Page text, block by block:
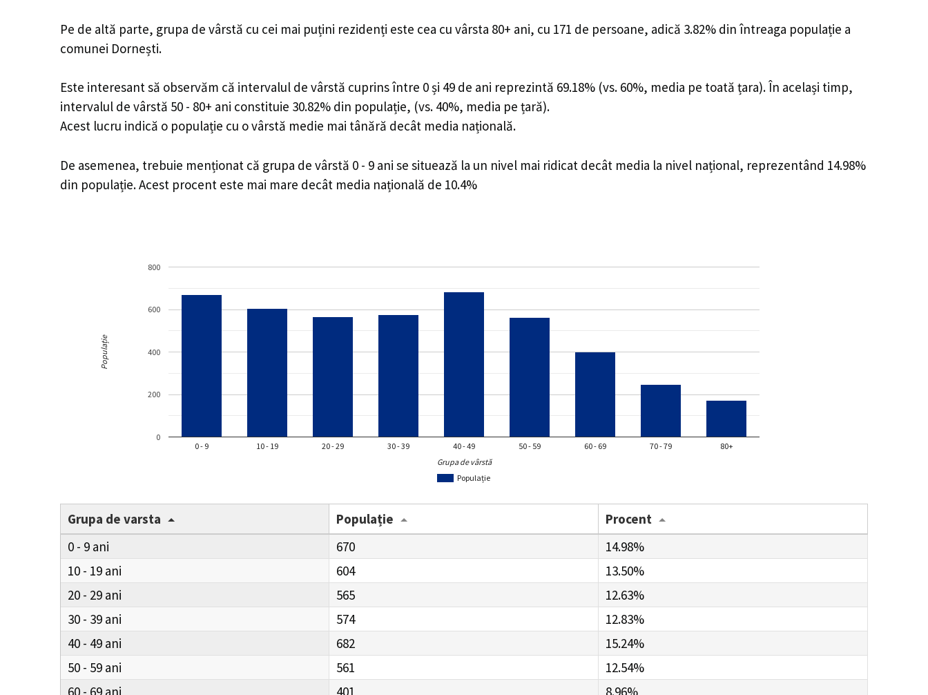
Pe de altă parte, grupa de vârstă cu cei mai puțini rezidenți este cea cu vârsta 80+ ani, cu 171 de persoane, adică 3.82% din întreaga populație a
comunei Dornești.
Este interesant să observăm că intervalul de vârstă cuprins între 0 și 49 de ani reprezintă 69.18% (vs. 60%, media pe toată țara). În același timp,
intervalul de vârstă 50 - 80+ ani constituie 30.82% din populație, (vs. 40%, media pe țară).
Acest lucru indică o populație cu o vârstă medie mai tânără decât media națională.
De asemenea, trebuie menționat că grupa de vârstă 0 - 9 ani se situează la un nivel mai ridicat decât media la nivel național, reprezentând 14.98%
din populație. Acest procent este mai mare decât media națională de 10.4%
Populație
0 - 9 10 - 19 20 - 29 30 - 39 40 - 49 50 - 59 60 - 69 70 - 79 80+
0
200
400
600
800
Grupa de vârstă
Populație
Grupa de varsta Populație
Procent
0 - 9
670
14.98%
10 - 19
604
13.50%
20 - 29
565
12.63%
30 - 39
574
12.83%
40 - 49
682
15.24%
50 - 59
561
12.54%